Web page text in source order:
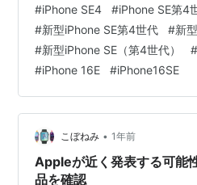
#iPhone SE4 #iPhone SE第4
#新型iPhone SE第4世代 #新
#新型iPhone SE（第4世代） #
#iPhone 16E #iPhone16SE
こぼねみ • 1年前
Appleが近く発表する可能
品を確認